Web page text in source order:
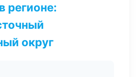
регионе:
округ